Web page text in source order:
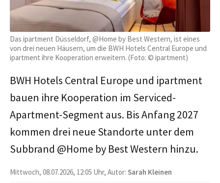
Das ipartment Düsseldorf, @Home by Best Western, ist eines
von drei neuen Häusern, um die BWH Hotels Central Europe und
ipartment ihre Kooperation erweitern. (Foto: © ipartment)
BWH Hotels Central Europe und ipartment
bauen ihre Kooperation im Serviced-
Apartment-Segment aus. Bis Anfang 2027
kommen drei neue Standorte unter dem
Subbrand @Home by Best Western hinzu.
Mittwoch, 08.07.2026, 12:05 Uhr, Autor: Sarah Kleinen